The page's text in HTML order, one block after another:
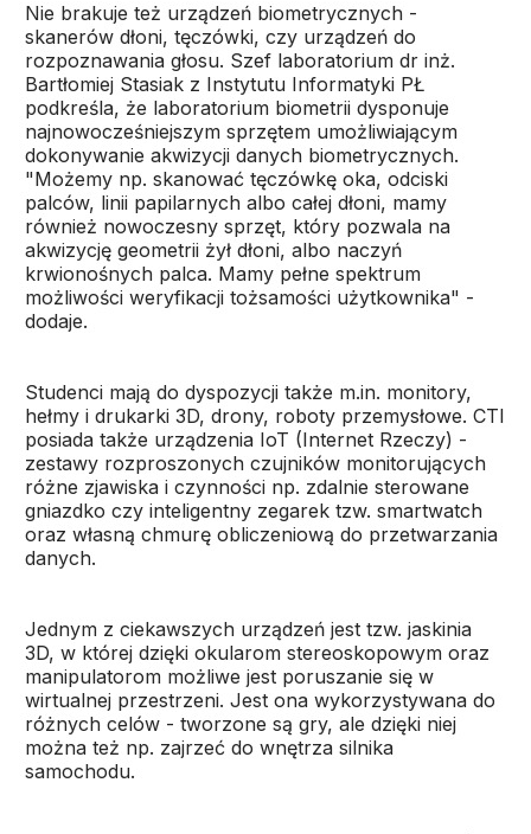
Nie brakuje też urządzeń biometrycznych -
skanerów dłoni, tęczówki, czy urządzeń do
rozpoznawania głosu. Szef laboratorium dr inż.
Bartłomiej Stasiak z Instytutu Informatyki PŁ
podkreśla, że laboratorium biometrii dysponuje
najnowocześniejszym sprzętem umożliwiającym
dokonywanie akwizycji danych biometrycznych.
"Możemy np. skanować tęczówkę oka, odciski
palców, linii papilarnych albo całej dłoni, mamy
również nowoczesny sprzęt, który pozwala na
akwizycję geometrii żył dłoni, albo naczyń
krwionośnych palca. Mamy pełne spektrum
możliwości weryfikacji tożsamości użytkownika" -
dodaje.
Studenci mają do dyspozycji także m.in. monitory,
hełmy i drukarki 3D, drony, roboty przemysłowe. CTI
posiada także urządzenia IoT (Internet Rzeczy) -
zestawy rozproszonych czujników monitorujących
różne zjawiska i czynności np. zdalnie sterowane
gniazdko czy inteligentny zegarek tzw. smartwatch
oraz własną chmurę obliczeniową do przetwarzania
danych.
Jednym z ciekawszych urządzeń jest tzw. jaskinia
3D, w której dzięki okularom stereoskopowym oraz
manipulatorom możliwe jest poruszanie się w
wirtualnej przestrzeni. Jest ona wykorzystywana do
różnych celów - tworzone są gry, ale dzięki niej
można też np. zajrzeć do wnętrza silnika
samochodu.